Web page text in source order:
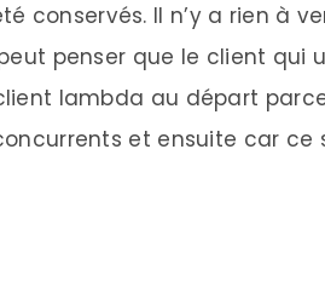
conservés. Il n’y a rien à
penser que le client qui
lambda au départ
et ensuite car ce